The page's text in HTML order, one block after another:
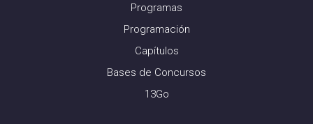
Programas
Programación
Capítulos
Bases de Concursos
13Go